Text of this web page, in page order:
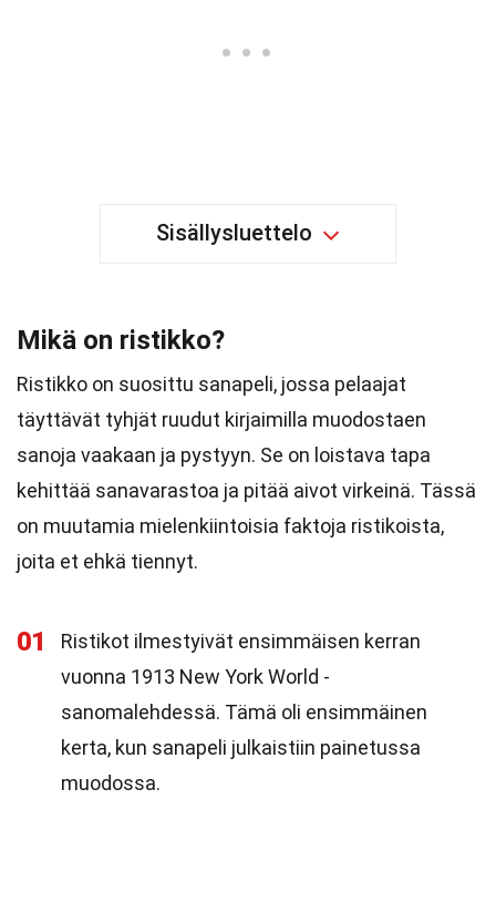
Sisällysluettelo
Mikä on ristikko?
Ristikko on suosittu sanapeli, jossa pelaajat
täyttävät tyhjät ruudut kirjaimilla muodostaen
sanoja vaakaan ja pystyyn. Se on loistava tapa
kehittää sanavarastoa ja pitää aivot virkeinä. Tässä
on muutamia mielenkiintoisia faktoja ristikoista,
joita et ehkä tiennyt.
01
Ristikot ilmestyivät ensimmäisen kerran
vuonna 1913 New York World -
sanomalehdessä. Tämä oli ensimmäinen
kerta, kun sanapeli julkaistiin painetussa
muodossa.